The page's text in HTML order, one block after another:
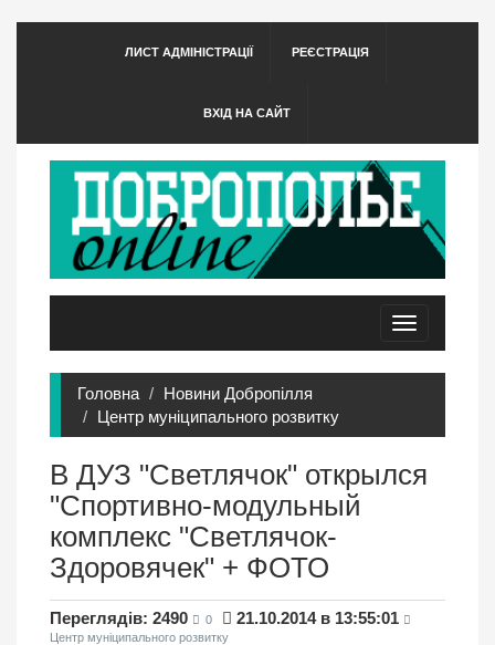
ЛИСТ АДМІНІСТРАЦІЇ РЕЄСТРАЦІЯ
ВХІД НА САЙТ
Toggle
navigation
Головна
Новини Добропілля
Центр муніципального розвитку
В ДУЗ "Светлячок" открылся
"Спортивно-модульный
комплекс "Светлячок-
Здоровячек" + ФОТО
Переглядів: 2490 0 21.10.2014 в 13:55:01
Центр муніципального розвитку